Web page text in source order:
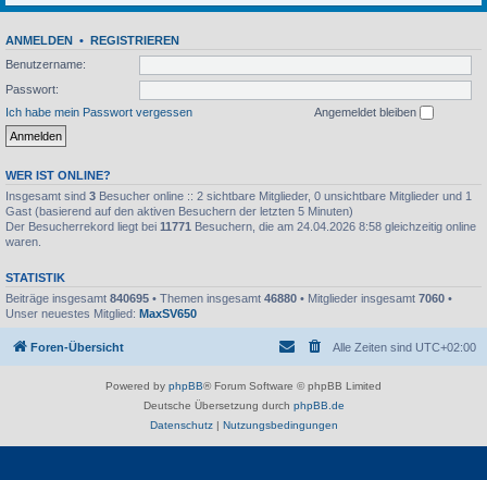
ANMELDEN • REGISTRIEREN
Benutzername:
Passwort:
Ich habe mein Passwort vergessen
Angemeldet bleiben
WER IST ONLINE?
Insgesamt sind 3 Besucher online :: 2 sichtbare Mitglieder, 0 unsichtbare Mitglieder und 1
Gast (basierend auf den aktiven Besuchern der letzten 5 Minuten)
Der Besucherrekord liegt bei 11771 Besuchern, die am 24.04.2026 8:58 gleichzeitig online
waren.
STATISTIK
Beiträge insgesamt 840695 • Themen insgesamt 46880 • Mitglieder insgesamt 7060 •
Unser neuestes Mitglied: MaxSV650
Foren-Übersicht Alle Zeiten sind UTC+02:00
Powered by phpBB® Forum Software © phpBB Limited
Deutsche Übersetzung durch phpBB.de
Datenschutz| Nutzungsbedingungen